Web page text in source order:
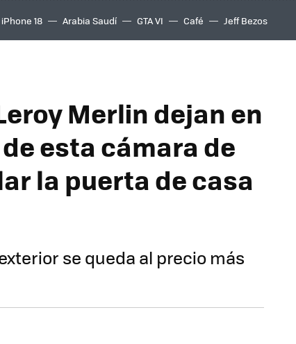
iPhone 18 Arabia Saudí GTA VI Café Jeff Bezos
Merlin dejan en
esta cámara de
la puerta de casa
se queda al precio más